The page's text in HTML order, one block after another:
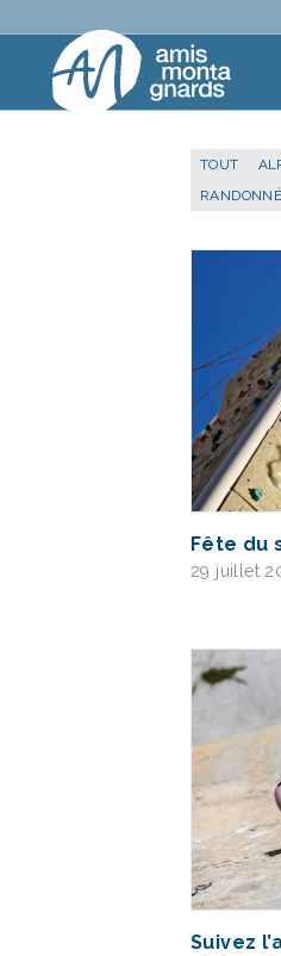
TOUT
Fête du
29 juillet
Suivez